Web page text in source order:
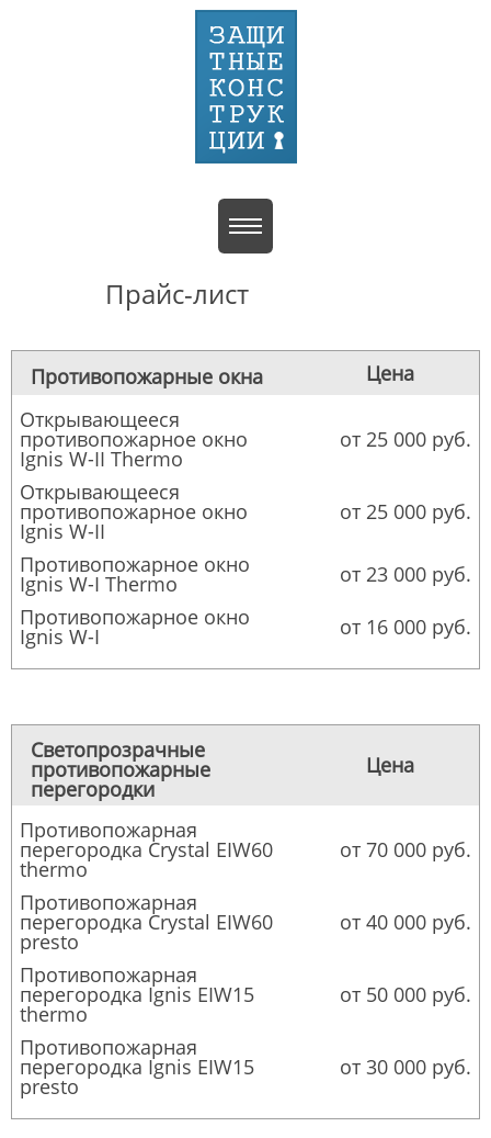
Прайс-лист
Противопожарные окна
Цена
Открывающееся
противопожарное окно
Ignis W-II Thermo
от 25 000 руб.
Открывающееся
противопожарное окно
Ignis W-II
от 25 000 руб.
Противопожарное окно
Ignis W-I Thermo
от 23 000 руб.
Противопожарное окно
Ignis W-I от 16 000 руб.
Светопрозрачные
противопожарные
перегородки
Цена
Противопожарная
перегородка Crystal EIW60
thermo
от 70 000 руб.
Противопожарная
перегородка Crystal EIW60
presto
от 40 000 руб.
Противопожарная
перегородка Ignis EIW15
thermo
от 50 000 руб.
Противопожарная
перегородка Ignis EIW15
presto
от 30 000 руб.